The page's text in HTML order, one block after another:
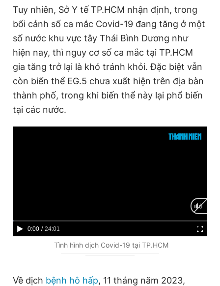
Tuy nhiên, Sở Y tế TP.HCM nhận định, trong
bối cảnh số ca mắc Covid-19 đang tăng ở một
số nước khu vực tây Thái Bình Dương như
hiện nay, thì nguy cơ số ca mắc tại TP.HCM
gia tăng trở lại là khó tránh khỏi. Đặc biệt vẫn
còn biến thể EG.5 chưa xuất hiện trên địa bàn
thành phố, trong khi biến thể này lại phổ biến
tại các nước.
C
0:00 / D
24:01
Tình hình dịch Covid-19 tại TP.HCM
Về dịch bệnh hô hấp, 11 tháng năm 2023,